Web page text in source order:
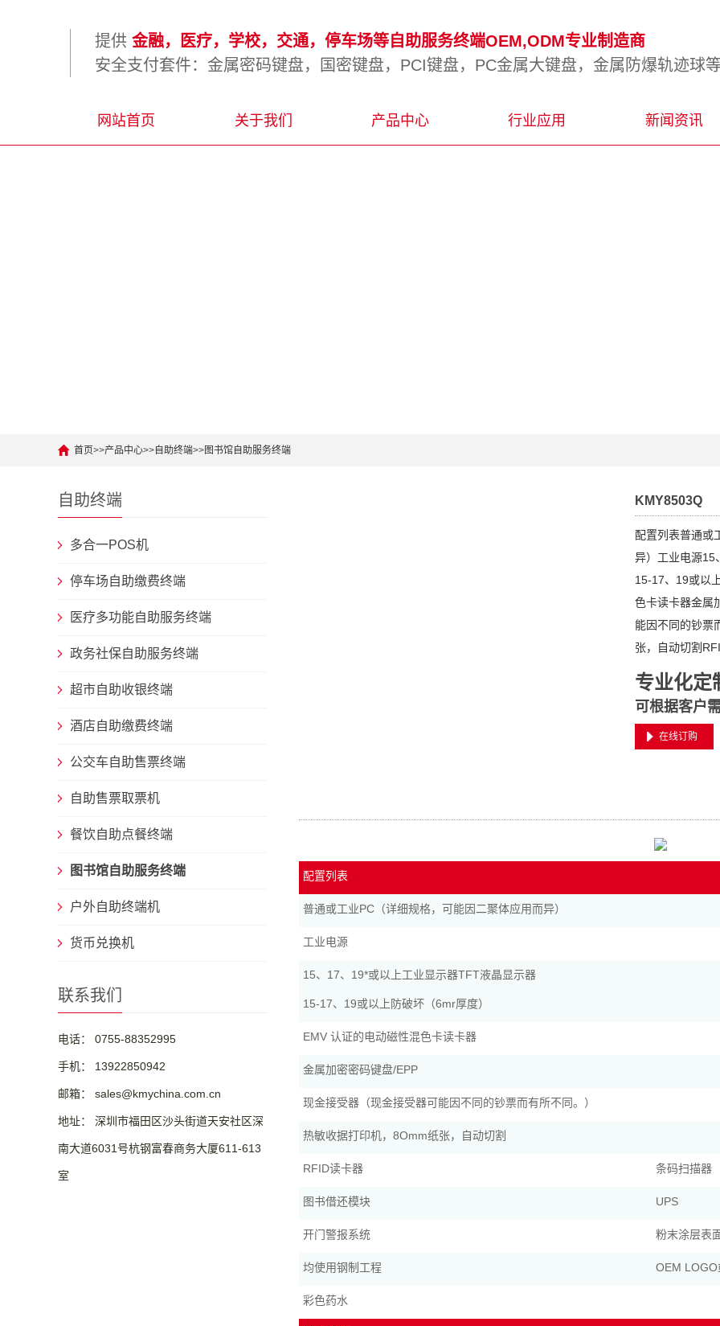
提供 金融，医疗，学校，交通，停车场等自助服务终端OEM,ODM专业制造商
安全支付套件：金属密码键盘，国密键盘，PCI键盘，PC金属大键盘，金属防爆轨迹球等
网站首页 关于我们 产品中心 行业应用 新闻资讯
首页>>产品中心>>自助终端>>图书馆自助服务终端
自助终端
多合一POS机
停车场自助缴费终端
医疗多功能自助服务终端
政务社保自助服务终端
超市自助收银终端
酒店自助缴费终端
公交车自助售票终端
自助售票取票机
餐饮自助点餐终端
图书馆自助服务终端
户外自助终端机
货币兑换机
联系我们
电话： 0755-88352995
手机： 13922850942
邮箱： sales@kmychina.com.cn
地址： 深圳市福田区沙头街道天安社区深
南大道6031号杭钢富春商务大厦611-613
室
KMY8503Q
配置列表普通或
异）工业电源15
15-17、19或以
色卡读卡器金属
能因不同的钞票
张，自动切割
专业化定
可根据客户
在线订购
配置列表
普通或工业PC（详细规格，可能因二聚体应用而异）
工业电源
15、17、19*或以上工业显示器TFT液晶显示器
15-17、19或以上防破坏（6mr厚度）
EMV 认证的电动磁性混色卡读卡器
金属加密密码键盘/EPP
现金接受器（现金接受器可能因不同的钞票而有所不同。）
热敏收据打印机，8Omm纸张，自动切割
RFID读卡器 条码扫描器
图书借还模块 UPS
开门警报系统 粉末涂层表
均使用钢制工程 OEM LOGO
彩色药水